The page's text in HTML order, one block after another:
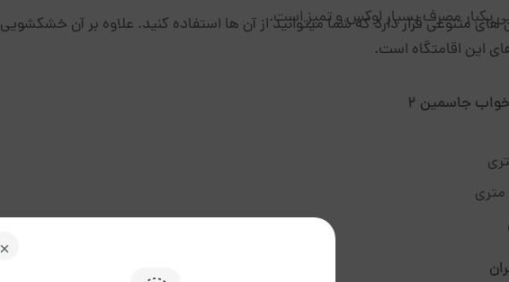
یکبار مصرف بسیار لوکس و تمیز است.
متنوعی قرار دارد که شما میتوانید از آن ها استفاده کنید. علاوه بر آن خشکشویی
این اقامتگاه است.
جاسمین 2